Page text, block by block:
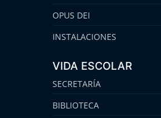
OPUS DEI
INSTALACIONES
VIDA ESCOLAR
SECRETARÍA
BIBLIOTECA